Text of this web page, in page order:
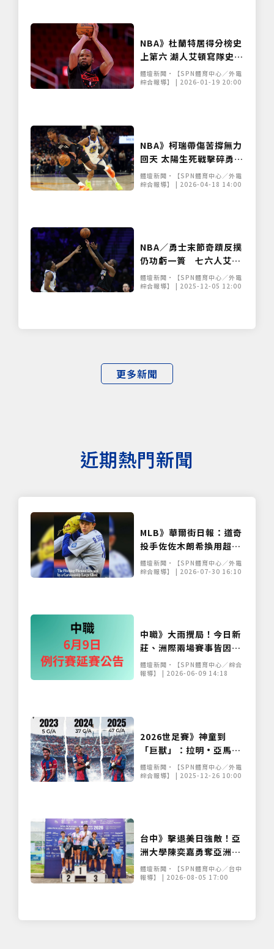
更多新聞
NBA》杜蘭特居得分榜史
上第六 湖人艾頓寫隊史紀
錄
體壇新聞•【SPN體育中心／外電
綜合報導】 | 2026-01-19 20:00
NBA》柯瑞帶傷苦撐無力
回天 太陽生死戰擊碎勇士
季後賽夢碎
體壇新聞•【SPN體育中心／外電
綜合報導】 | 2026-04-18 14:00
NBA／勇士末節奇蹟反撲
仍功虧一簣 七六人艾奇
康補籃、馬克西火鍋定江
山驚險1分勝
體壇新聞•【SPN體育中心／外電
綜合報導】 | 2025-12-05 12:00
近期熱門新聞
MLB》華爾街日報：道奇
投手佐佐木朗希換用超大
手套 改善球路遭破解問題
體壇新聞•【SPN體育中心／外電
綜合報導】 | 2026-07-30 16:10
中職》大雨攪局！今日新
莊、洲際兩場賽事皆因雨
延賽 補賽日程出爐
體壇新聞•【SPN體育中心／綜合
報導】 | 2026-06-09 14:18
2026世足賽》神童到
「巨獸」：拉明·亞馬爾
身體素質全面進化，領銜
西班牙劍指 2026 世界盃
體壇新聞•【SPN體育中心／外電
綜合報導】 | 2025-12-26 10:00
台中》擊退美日強敵！亞
洲大學陳奕嘉勇奪亞洲匹
克球賽雙牌 10月挺進美
國世界賽
體壇新聞•【SPN體育中心／台中
報導】 | 2026-08-05 17:00